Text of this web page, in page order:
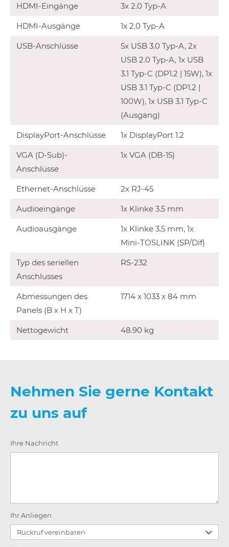
HDMI-Eingänge 3x 2.0 Typ-A
HDMI-Ausgänge 1x 2.0 Typ-A
USB-Anschlüsse
5x USB 3.0 Typ-A, 2x
USB 2.0 Typ-A, 1x USB
3.1 Typ-C (DP1.2 | 15W), 1x
USB 3.1 Typ-C (DP1.2 |
100W), 1x USB 3.1 Typ-C
(Ausgang)
DisplayPort-Anschlüsse 1x DisplayPort 1.2
VGA (D-Sub)-
Anschlüsse
1x VGA (DB-15)
Ethernet-Anschlüsse 2x RJ-45
Audioeingänge 1x Klinke 3.5 mm
Audioausgänge
1x Klinke 3.5 mm, 1x
Mini-TOSLINK (SP/Dif)
Typ des seriellen
Anschlusses
RS-232
Abmessungen des
Panels (B x H x T)
1714 x 1033 x 84 mm
Nettogewicht 48.90 kg
Nehmen Sie gerne Kontakt
zu uns auf
Ihre Nachricht
Ihr Anliegen